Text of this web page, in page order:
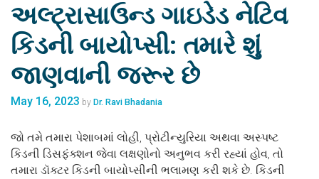
અલ્ટ્રાસાઉન્ડ ગાઇડેડ નેટિવ
કિડની બાયોપ્સી: તમારે શું
જાણવાની જરૂર છે
May 16, 2023 by Dr. Ravi Bhadania
જો તમે તમારા પેશાબમાં લોહી, પ્રોટીન્યુરિયા અથવા અસ્પષ્ટ
કિડની ડિસફંક્શન જેવા લક્ષણોનો અનુભવ કરી રહ્યાં હોવ, તો
તમારા ડૉક્ટર કિડની બાયોપ્સીની ભલામણ કરી શકે છે. કિડની